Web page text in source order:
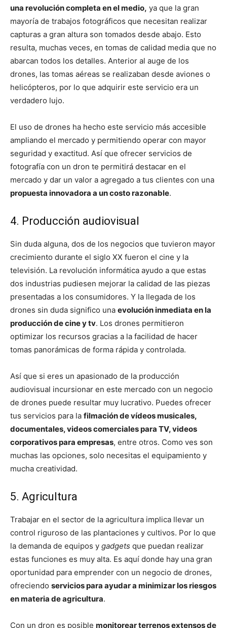
una revolución completa en el medio, ya que la gran
mayoría de trabajos fotográficos que necesitan realizar
capturas a gran altura son tomados desde abajo. Esto
resulta, muchas veces, en tomas de calidad media que no
abarcan todos los detalles. Anterior al auge de los
drones, las tomas aéreas se realizaban desde aviones o
helicópteros, por lo que adquirir este servicio era un
verdadero lujo.
El uso de drones ha hecho este servicio más accesible
ampliando el mercado y permitiendo operar con mayor
seguridad y exactitud. Así que ofrecer servicios de
fotografía con un dron te permitirá destacar en el
mercado y dar un valor a agregado a tus clientes con una
propuesta innovadora a un costo razonable.
4. Producción audiovisual
Sin duda alguna, dos de los negocios que tuvieron mayor
crecimiento durante el siglo XX fueron el cine y la
televisión. La revolución informática ayudo a que estas
dos industrias pudiesen mejorar la calidad de las piezas
presentadas a los consumidores. Y la llegada de los
drones sin duda significo una evolución inmediata en la
producción de cine y tv. Los drones permitieron
optimizar los recursos gracias a la facilidad de hacer
tomas panorámicas de forma rápida y controlada.
Así que si eres un apasionado de la producción
audiovisual incursionar en este mercado con un negocio
de drones puede resultar muy lucrativo. Puedes ofrecer
tus servicios para la filmación de vídeos musicales,
documentales, videos comerciales para TV, videos
corporativos para empresas, entre otros. Como ves son
muchas las opciones, solo necesitas el equipamiento y
mucha creatividad.
5. Agricultura
Trabajar en el sector de la agricultura implica llevar un
control riguroso de las plantaciones y cultivos. Por lo que
la demanda de equipos y gadgets que puedan realizar
estas funciones es muy alta. Es aquí donde hay una gran
oportunidad para emprender con un negocio de drones,
ofreciendo servicios para ayudar a minimizar los riesgos
en materia de agricultura.
Con un dron es posible monitorear terrenos extensos de